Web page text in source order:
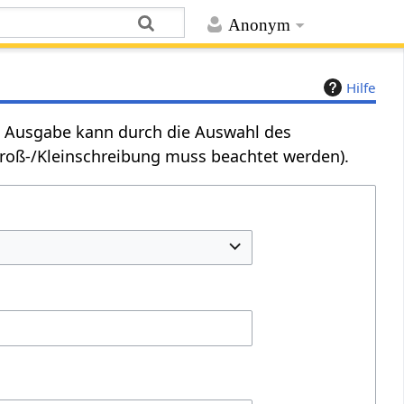
Anonym
Hilfe
kann durch die Auswahl des
Kleinschreibung muss beachtet werden).